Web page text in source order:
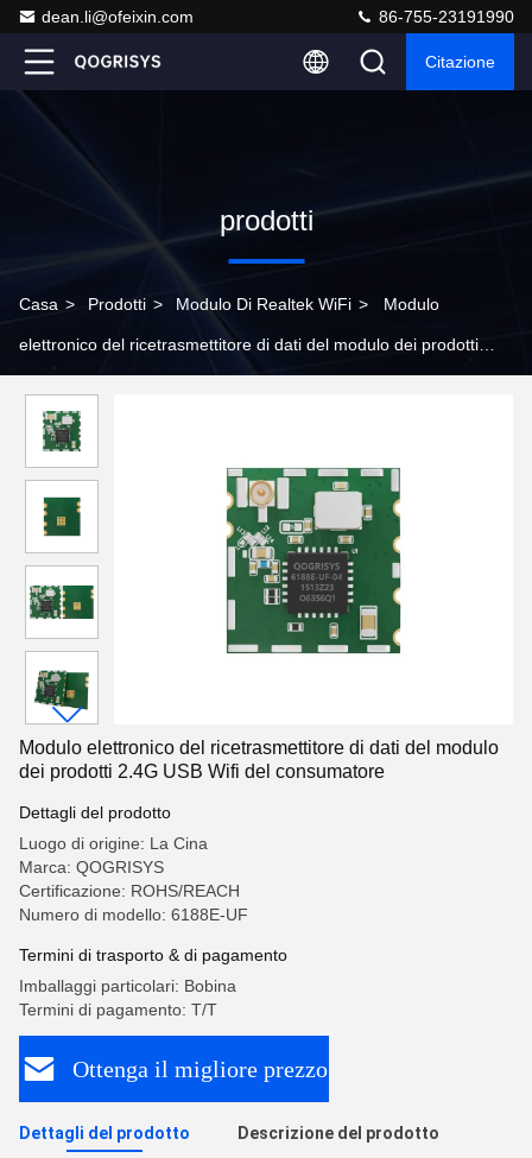
dean.li@ofeixin.com 86-755-23191990
Citazione
prodotti
Casa > Prodotti > Modulo Di Realtek WiFi > Modulo
elettronico del ricetrasmettitore di dati del modulo dei prodotti
Modulo elettronico del ricetrasmettitore di dati del modulo
dei prodotti 2.4G USB Wifi del consumatore
Dettagli del prodotto
Luogo di origine: La Cina
Marca: QOGRISYS
Certificazione: ROHS/REACH
Numero di modello: 6188E-UF
Termini di trasporto & di pagamento
Imballaggi particolari: Bobina
Termini di pagamento: T/T
Ottenga il migliore prezzo
Dettagli del prodotto Descrizione del prodotto